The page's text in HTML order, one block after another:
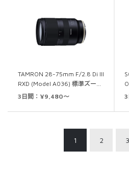
TAMRON 28-75mm F/2.8 Di III
RXD (Model A036) 標準ズー…
3日間：¥9,480～
1 2 3